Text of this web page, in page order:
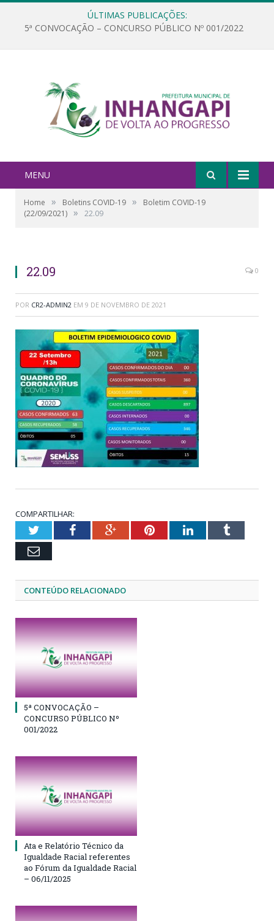
ÚLTIMAS PUBLICAÇÕES:
5ª CONVOCAÇÃO – CONCURSO PÚBLICO Nº 001/2022
MENU
Home » Boletins COVID-19 »
Boletim COVID-19
(22/09/2021) » 22.09
22.09 0
POR CR2-ADMIN2 EM 9 DE NOVEMBRO DE 2021
COMPARTILHAR:
TwitterFacebookGoogle+PinterestLinkedInTumblr
Email
CONTEÚDO RELACIONADO
5ª CONVOCAÇÃO –
CONCURSO PÚBLICO Nº
001/2022
Ata e Relatório Técnico da
Igualdade Racial referentes
ao Fórum da Igualdade Racial
– 06/11/2025